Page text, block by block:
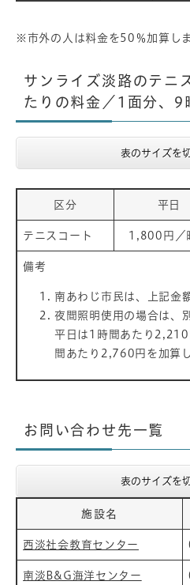
※市外の人は料金を50％加算しま
サンライズ淡路のテニ
たりの料金／1面分、9
表のサイズを
区分 平日
テニスコート 1,800円／
備考
南あわじ市民は、上記金
夜間照明使用の場合は、
平日は1時間あたり
間あたり2,760円を加算し
お問い合わせ先一覧
表のサイズを
施設名
西淡社会教育センター
南淡B&G海洋センター